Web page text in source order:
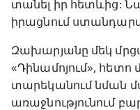
տանել իր հետևից:
իրացնում
Զախարյանը մեկ
«Դինամոյում»,
տարեկանում նման
առաջնությունում